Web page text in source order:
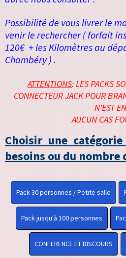
Possibilité de vous livrer le
venir le rechercher ( forfait
120€ + les Kilomètres au
Chambéry ) .
ATTENTIONS: LES PACKS
CONNECTEUR JACK POUR
N'EST EN
AUCUN CAS
Choisir une
besoins ou du nombre
Pack 30 personnes / Petite salle
Pack jusqu'à 100 personnes
CONFERENCE ET DISCOURS